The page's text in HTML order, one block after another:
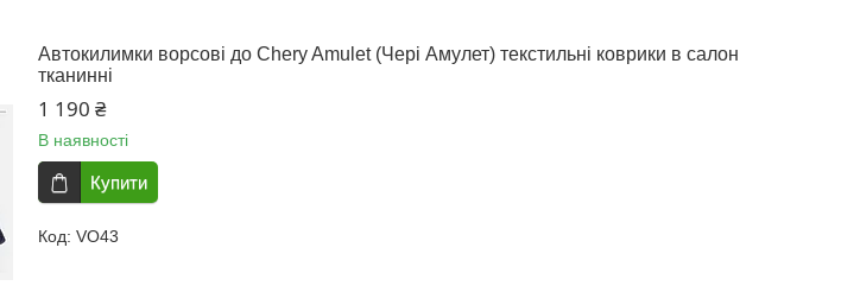
Автокилимки ворсові до Chery Amulet (Чері Амулет) текстильні коврики в салон
тканинні
1 190 ₴
В наявності
Купити
VO43